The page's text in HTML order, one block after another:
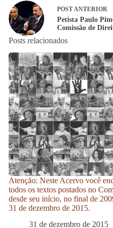
POSTANTERIOR
Petista Paulo
Comissão de
Posts relacionados
Atenção: Neste Acervo você
todos os textos postados no
desde seu início, no final de
31 de dezembro de 2015.
31 de dezembro de 2015